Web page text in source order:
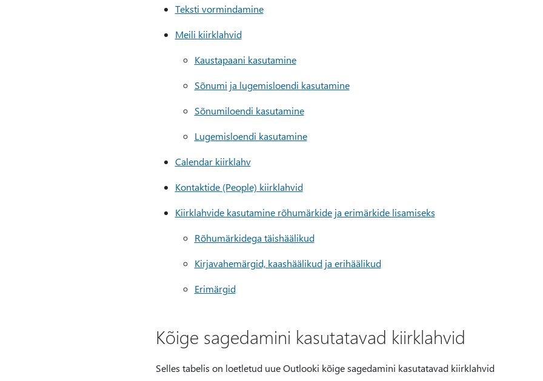
Teksti vormindamine
Meili kiirklahvid
Kaustapaani kasutamine
Sõnumi ja lugemisloendi kasutamine
Sõnumiloendi kasutamine
Lugemisloendi kasutamine
Calendar kiirklahv
Kontaktide (People) kiirklahvid
Kiirklahvide kasutamine rõhumärkide ja erimärkide lisamiseks
Rõhumärkidega täishäälikud
Kirjavahemärgid, kaashäälikud ja erihäälikud
Erimärgid
Kõige sagedamini kasutatavad kiirklahvid
Selles tabelis on loetletud uue Outlooki kõige sagedamini kasutatavad kiirklahvid